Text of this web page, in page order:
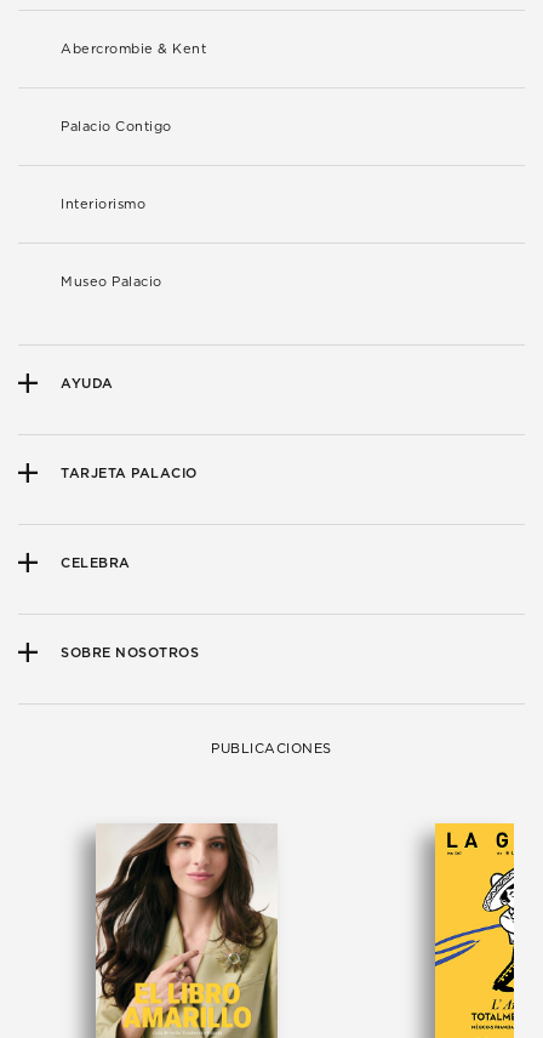
Abercrombie & Kent
Palacio Contigo
Interiorismo
Museo Palacio
AYUDA
TARJETA PALACIO
CELEBRA
SOBRE NOSOTROS
PUBLICACIONES